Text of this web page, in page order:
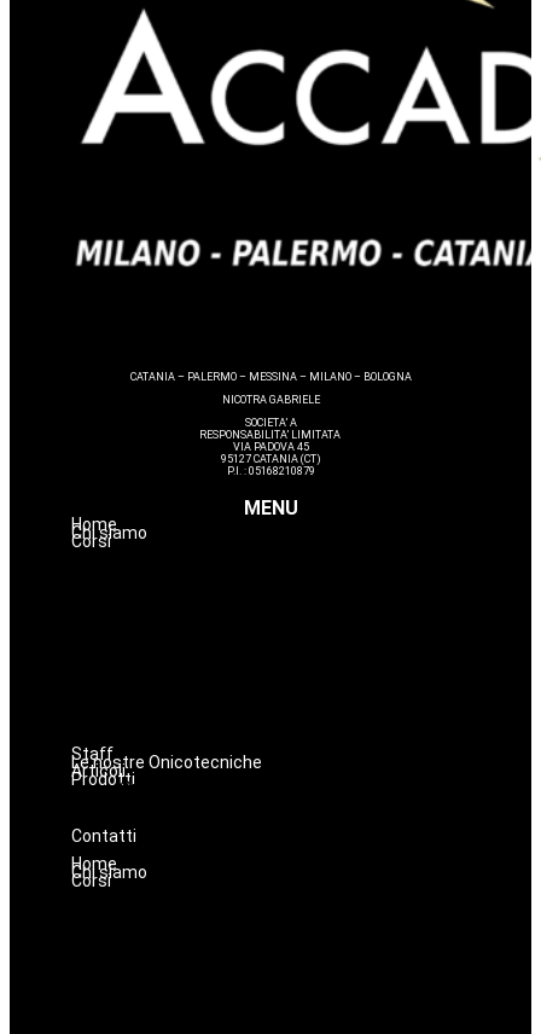
CATANIA – PALERMO – MESSINA – MILANO – BOLOGNA
NICOTRA GABRIELE
SOCIETA’ A
RESPONSABILITA’ LIMITATA
VIA PADOVA 45
95127 CATANIA (CT)
P.I. : 05168210879
MENU
Home
Chi siamo
Corsi
Staff
Le nostre Onicotecniche
Articoli
ProdottiOniconails
Prodotti per ricostruzione unghie
Contatti
Home
Chi siamo
Corsi